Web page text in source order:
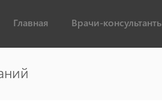
Главная Врачи-